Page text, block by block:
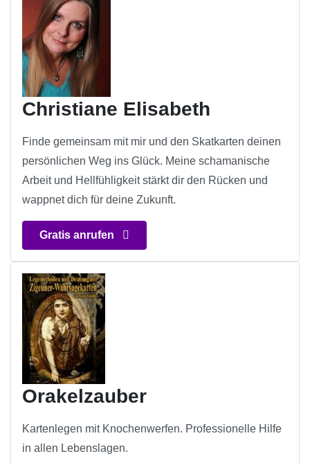
Christiane Elisabeth
Finde gemeinsam mit mir und den Skatkarten deinen
persönlichen Weg ins Glück. Meine schamanische
Arbeit und Hellfühligkeit stärkt dir den Rücken und
wappnet dich für deine Zukunft.
Gratis anrufen
Orakelzauber
Kartenlegen mit Knochenwerfen. Professionelle Hilfe
in allen Lebenslagen.